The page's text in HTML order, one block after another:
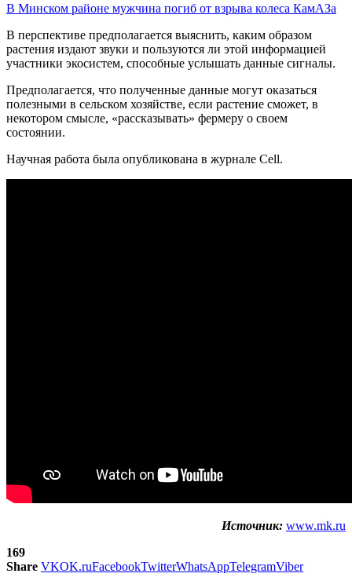
В Минском районе мужчина погиб от взрыва колеса КамАЗа
В перспективе предполагается выяснить, каким образом
растения издают звуки и пользуются ли этой информацией
участники экосистем, способные услышать данные сигналы.
Предполагается, что полученные данные могут оказаться
полезными в сельском хозяйстве, если растение сможет, в
некотором смысле, «рассказывать» фермеру о своем
состоянии.
Научная работа была опубликована в журнале Cell.
Источник: www.mk.ru
169
Share VKOK.ruFacebookTwitterWhatsAppTelegramViber